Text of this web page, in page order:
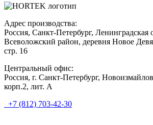
Адрес производства:
Россия, Санкт-Петербург, Ленинградская
Всеволожский район, деревня Новое
стр. 16
Центральный офис:
Россия, г. Санкт-Петербург,
корп.2, лит. А
+7 (812) 703-42-30